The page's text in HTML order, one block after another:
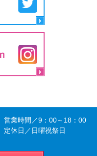
営業時間／9：00～18：00
定休日／日曜祝祭日